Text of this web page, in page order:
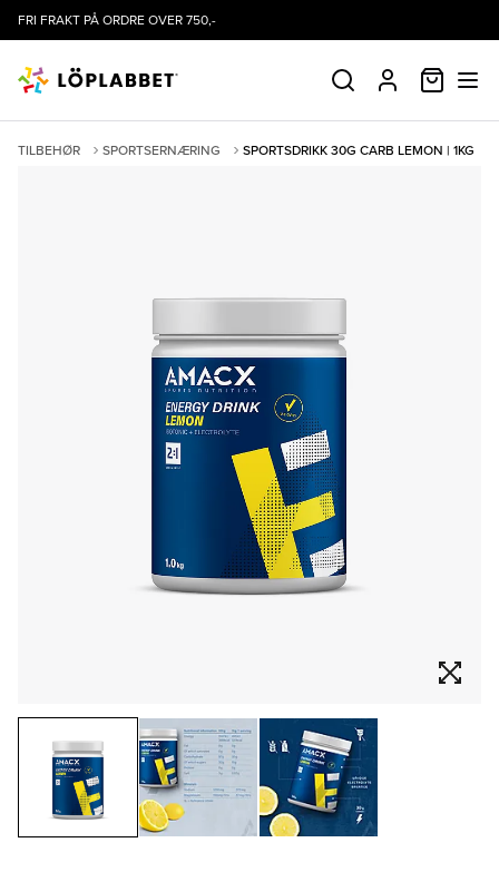
FRI FRAKT PÅ ORDRE OVER 750,-
SØK PROFIL
TILBEHØR SPORTSERNÆRING SPORTSDRIKK 30G CARB LEMON | 1KG